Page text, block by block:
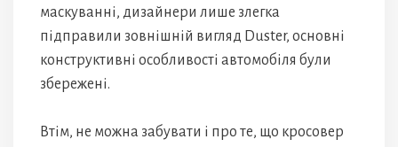
маскуванні, дизайнери лише злегка
підправили зовнішній вигляд Duster, основні
конструктивні особливості автомобіля були
збережені.
Втім, не можна забувати і про те, що кросовер